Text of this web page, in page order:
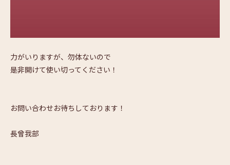
力がいりますが、勿体ないので
是非開けて使い切ってください！
お問い合わせお待ちしております！
長曾我部